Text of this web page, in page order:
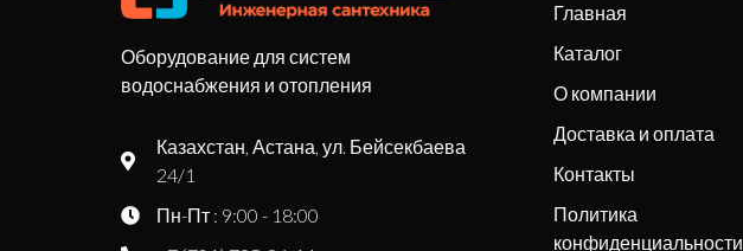
Оборудование для систем
водоснабжения и отопления
Казахстан, Астана, ул. Бейсекбаева
24/1
Пн-Пт : 9:00 - 18:00
Главная
Каталог
О компании
Доставка и оплата
Контакты
Политика
конфиденциальности